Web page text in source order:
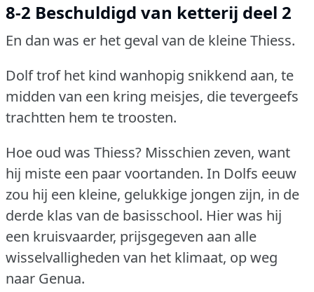
8-2 Beschuldigd van ketterij deel 2
En dan was er het geval van de kleine Thiess.
Dolf trof het kind wanhopig snikkend aan, te
midden van een kring meisjes, die tevergeefs
trachtten hem te troosten.
Hoe oud was Thiess? Misschien zeven, want
hij miste een paar voortanden. In Dolfs eeuw
zou hij een kleine, gelukkige jongen zijn, in de
derde klas van de basisschool. Hier was hij
een kruisvaarder, prijsgegeven aan alle
wisselvalligheden van het klimaat, op weg
naar Genua.